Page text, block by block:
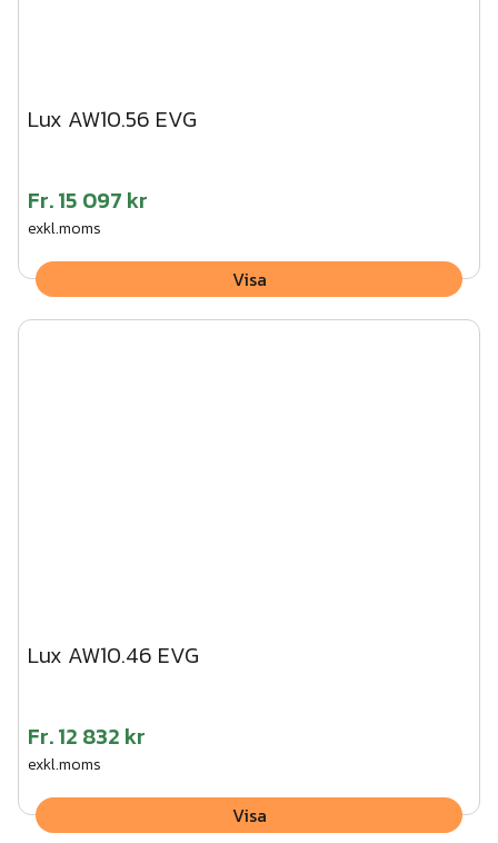
Lux AW10.56 EVG
Fr.15 097 kr
exkl.moms
Visa
Lux AW10.46 EVG
Fr.12 832 kr
exkl.moms
Visa